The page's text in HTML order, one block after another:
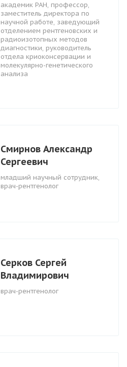
академик РАН, профессор,
заместитель директора по
научной работе, заведующий
отделением рентгеновских и
радиоизотопных методов
диагностики, руководитель
отдела криоконсервации и
молекулярно-генетического
анализа
Смирнов Александр
Сергеевич
младший научный сотрудник,
врач-рентгенолог
Серков Сергей
Владимирович
врач-рентгенолог